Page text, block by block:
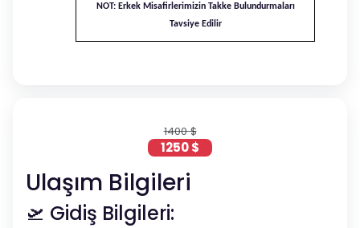
NOT: Erkek Misafirlerimizin Takke Bulundurmaları
Tavsiye Edilir
1400 $
1250 $
Ulaşım Bilgileri
🛫 Gidiş Bilgileri: